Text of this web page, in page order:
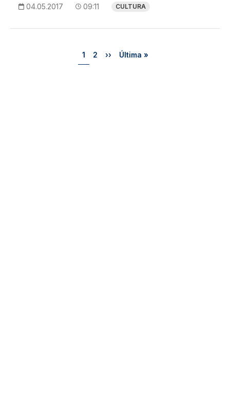
04.05.2017 09:11 CULTURA
Página
1 Página
2 Próxima página
›› Última página
Última »